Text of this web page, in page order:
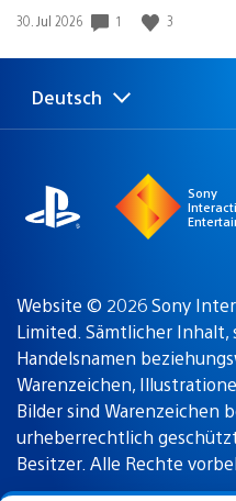
Gewinnspiel
Veröffentlichungsdatum:
30. Jul 2026 1 3
Select
Aktuelle
Deutsch
Sony
Website © 2026 Sony
Limited. Sämtlicher
Handelsnamen
Warenzeichen,
Bilder sind Warenzeichen
urheberrechtlich
Besitzer. Alle Rechte